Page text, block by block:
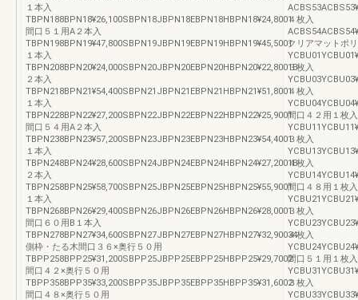
１本入
TBPN188BPN18¥26,100SBPN18JBPN18EBPN18HBPN18¥24,8001
間口５１用A２本入
TBPN198BPN19¥47,800SBPN19JBPN19EBPN19HBPN19¥45,5001
１本入
TBPN208BPN20¥24,000SBPN20JBPN20EBPN20HBPN20¥22,8001B
２本入
TBPN218BPN21¥54,400SBPN21JBPN21EBPN21HBPN21¥51,8001
１本入
TBPN228BPN22¥27,200SBPN22JBPN22EBPN22HBPN22¥25,9001
間口５４用A２本入
TBPN238BPN23¥57,200SBPN23JBPN23EBPN23HBPN23¥54,4001
１本入
TBPN248BPN24¥28,600SBPN24JBPN24EBPN24HBPN24¥27,2001B
２本入
TBPN258BPN25¥58,700SBPN25JBPN25EBPN25HBPN25¥55,9001
１本入
TBPN268BPN26¥29,400SBPN26JBPN26EBPN26HBPN26¥28,0001
間口６０用B１本入
TBPN278BPN27¥34,600SBPN27JBPN27EBPN27HBPN27¥32,90034
側枠・たる木間口３６×奥行５０用
TBPP258BPP25¥31,200SBPP25JBPP25EBPP25HBPP25¥29,7002
間口４２×奥行５０用
TBPP358BPP35¥33,200SBPP35JBPP35EBPP35HBPP35¥31,6002
間口４８×奥行５０用
４枚入
クリアマットポ
３枚入
４枚入
間口４２用１枚入
３枚入
４枚入
間口４８用１枚入
３枚入
４枚入
間口５１用１枚入
３枚入